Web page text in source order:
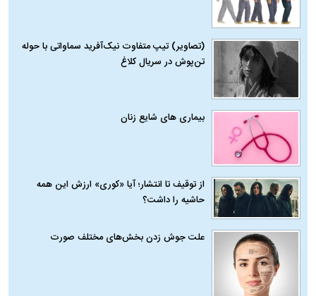
(تصاویر) تیپ متفاوت نیک‌آفرید سماواتی با حوله
تن‌پوش در سریال کلاغ
بیماری‌ های شایع زنان
از توقیف تا انتشار؛ آیا «کوری» ارزش این همه
حاشیه را داشت؟
علت جوش زدن بخش‌های مختلف صورت